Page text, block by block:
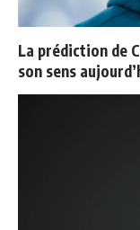
La prédiction de
son sens